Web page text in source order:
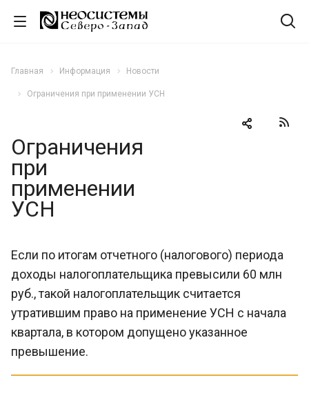
Главная Информация Новости
Ограничения при применении УСН
Ограничения
при
применении
УСН
Если по итогам отчетного (налогового) периода
доходы налогоплательщика превысили 60 млн
руб., такой налогоплательщик считается
утратившим право на применение УСН с начала
квартала, в котором допущено указанное
превышение.